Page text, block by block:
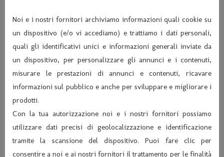
CRETINO E’ PER SEMPRE”
Commedia brillante in lingua italiana Il mercoledì sera
per Ludovico è puro divertimento, il suo status di
Noi e i nostri fornitori archiviamo informazioni quali cookie su
un dispositivo (e/o vi accediamo) e trattiamo i dati personali,
quali gli identificativi unici e informazioni generali inviate da
un dispositivo, per personalizzare gli annunci e i contenuti,
misurare le prestazioni di annunci e contenuti, ricavare
informazioni sul pubblico e anche per sviluppare e migliorare i
prodotti.
Con la tua autorizzazione noi e i nostri fornitori possiamo
utilizzare dati precisi di geolocalizzazione e identificazione
tramite la scansione del dispositivo. Puoi fare clic per
consentire a noi e ai nostri fornitori il trattamento per le finalità